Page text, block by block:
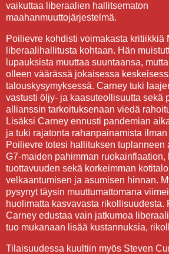
vaikuttaa liberaalien hallitsematon
maahanmuuttojärjestelmä.
Poilievre kohdisti voimakasta kritiikkiä
liberaalihallitusta kohtaan. Hän
lupauksista muuttaa suuntaansa,
olleen väärässä jokaisessa
talouskysymyksessä. Carney tuki
vastusti öljy- ja kaasuteollisuutta sekä
allianssin tarkoituksenaan viedä
Lisäksi Carney ennusti pandemian
ja tuki rajatonta rahanpainamista
Poilievre totesi hallituksen tuplanneen
G7-maiden pahimman ruokainflaation,
tuottavuuden sekä korkeimman
velkaantumisen ja asumisen hinnan.
pysynyt täysin muuttumattomana
huolimatta kasvavasta rikollisuudesta.
Carney edustaa vain jatkumoa
tuo mukanaan lisää kustannuksia,
Tilaisuudessa kuultiin myös Steven